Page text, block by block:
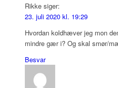
Rikke siger:
23. juli 2020 kl. 19:29
Hvordan koldhæver jeg mon
mindre gær i? Og skal smør/
Besvar